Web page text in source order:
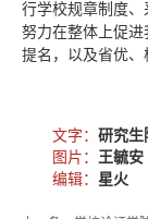
行学校规章制度、
努力在整体上促进
提名，以及省优、
文字： 研究生
图片： 王毓安
编辑： 星火